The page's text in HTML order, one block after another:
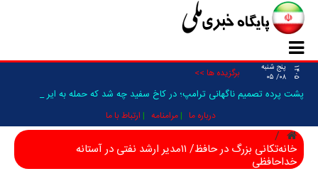
۱۴۰۵
پنج شنبه
۰۸/ ۰۵
برگزیده ها >>
پشت پرده تصمیم ناگهانی ترامپ؛ در کاخ سفید چه شد که حمله به ایران فعلا_
درباره ما مرامنامه ارتباط با ما
خانه‌تکانی بزرگ در حافظ/ ۱۱مدیر ارشد نفتی در آستانه
خداحافظی